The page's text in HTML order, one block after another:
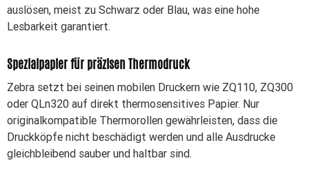
auslösen, meist zu Schwarz oder Blau, was eine hohe
Lesbarkeit garantiert.
Spezialpapier für präzisen Thermodruck
Zebra setzt bei seinen mobilen Druckern wie ZQ110, ZQ300
oder QLn320 auf direkt thermosensitives Papier. Nur
originalkompatible Thermorollen gewährleisten, dass die
Druckköpfe nicht beschädigt werden und alle Ausdrucke
gleichbleibend sauber und haltbar sind.